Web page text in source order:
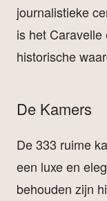
journalistieke
is het
historische
De Kamers
De 333 ruime
een luxe en
behouden zijn